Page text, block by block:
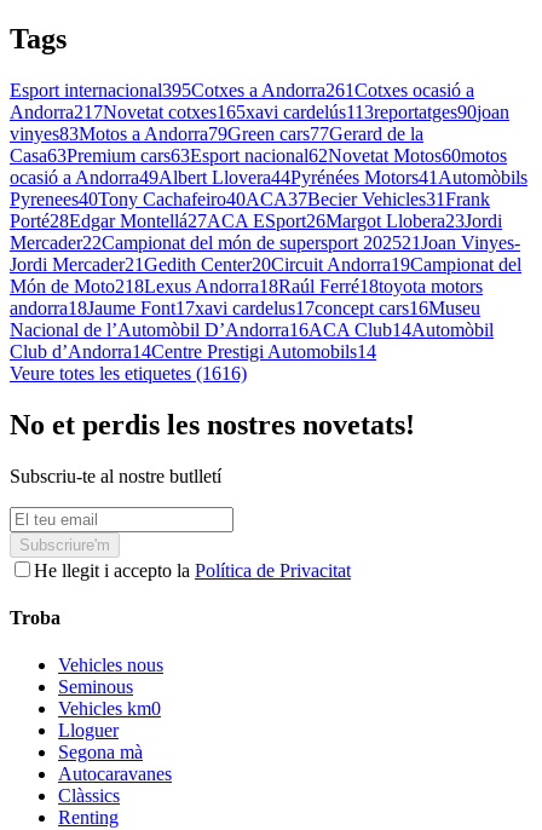
Tags
Esport internacional395Cotxes a Andorra261Cotxes ocasió a
Andorra217Novetat cotxes165xavi cardelús113reportatges90joan
vinyes83Motos a Andorra79Green cars77Gerard de la
Casa63Premium cars63Esport nacional62Novetat Motos60motos
ocasió a Andorra49Albert Llovera44Pyrénées Motors41 Automòbils
Pyrenees40Tony Cachafeiro40ACA37Becier Vehicles31Frank
Porté28Edgar Montellá27ACA ESport26Margot Llobera23Jordi
Mercader22Campionat del món de supersport 202521Joan Vinyes-
Jordi Mercader21Gedith Center20Circuit Andorra19Campionat del
Món de Moto218Lexus Andorra18Raúl Ferré18toyota motors
andorra18Jaume Font17xavi cardelus17concept cars16Museu
Nacional de l’Automòbil D’Andorra16ACA Club14Automòbil
Club d’Andorra14Centre Prestigi Automobils14
Veure totes les etiquetes (1616)
No et perdis les nostres novetats!
Subscriu-te al nostre butlletí
Subscriure'm
He llegit i accepto la Política de Privacitat
Troba
Vehicles nous
Seminous
Vehicles km0
Lloguer
Segona mà
Autocaravanes
Clàssics
Renting